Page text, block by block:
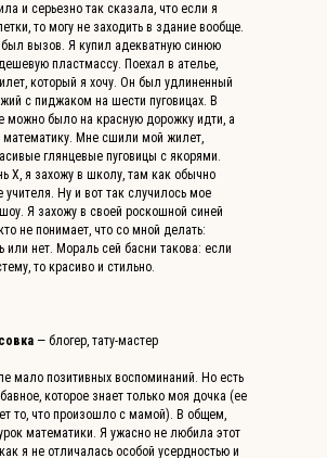
и серьезно так сказала, что если я
то могу не заходить в здание вообще.
вызов. Я купил адекватную синюю
пластмассу. Поехал в ателье,
который я хочу. Он был удлиненный
с пиджаком на шести пуговицах. В
можно было на красную дорожку идти, а
математику. Мне сшили мой жилет,
глянцевые пуговицы с якорями.
X, я захожу в школу, там как обычно
учителя. Ну и вот так случилось мое
Я захожу в своей роскошной синей
не понимает, что со мной делать:
или нет. Мораль сей басни такова: если
то красиво и стильно.
— блогер, тату-мастер
мало позитивных воспоминаний. Но есть
которое знает только моя дочка (ее
то, что произошло с мамой). В общем,
математики. Я ужасно не любила этот
я не отличалась особой усердностью и